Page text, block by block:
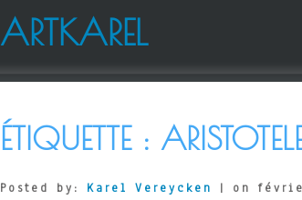
ARTKAREL
ÉTIQUETTE :
Posted by: Karel Vereycken | on